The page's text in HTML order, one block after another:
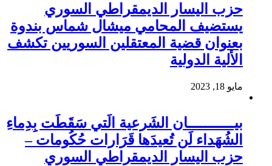
حزب اليسار الديمقراطي السوري
يستضيف المحامي ميشال شماس بندوة
بعنوان قضية المعتقلين السوريين تكشف
الألية الدولية
مايو 18, 2023
بيـــــــــــان الشَرعية الَتي سَقَطَت بِدِماءِ
الشُهَداء لَن تُعيدَها قَرَارات حُكُومات –
حزب اليسار الديمقراطي السوري